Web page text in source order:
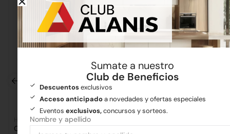
Hierros
Clavo Punta Paris 2.1/2″ x1Kg Clavo Punta Paris 2″
Sumate a nuestro
Club de Beneficios
Descuentosexclusivos
Acceso anticipadoa novedades y ofertas especiales
Eventos exclusivos,concursos y sorteos.
Nombre y apellido